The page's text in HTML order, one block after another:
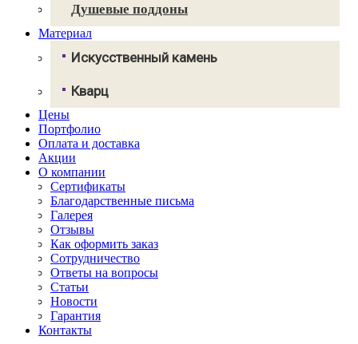
Душевые поддоны
Материал
Искусственный камень
NeoMarm
Хай-макс
Старон
Ханекс
Акрилика
Кориан
Монтелли
Тристоун
Кварц
СмартКварц
Цезарьстоун
Викостон
Технистон
Камбрия
Плазастон
Цены
Портфолио
Оплата и доставка
Акции
О компании
Сертификаты
Благодарственные письма
Галерея
Отзывы
Как оформить заказ
Сотрудничество
Ответы на вопросы
Статьи
Новости
Гарантия
Контакты